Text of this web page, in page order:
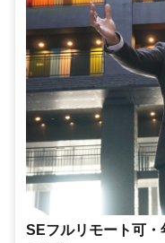
SEフルリモート可